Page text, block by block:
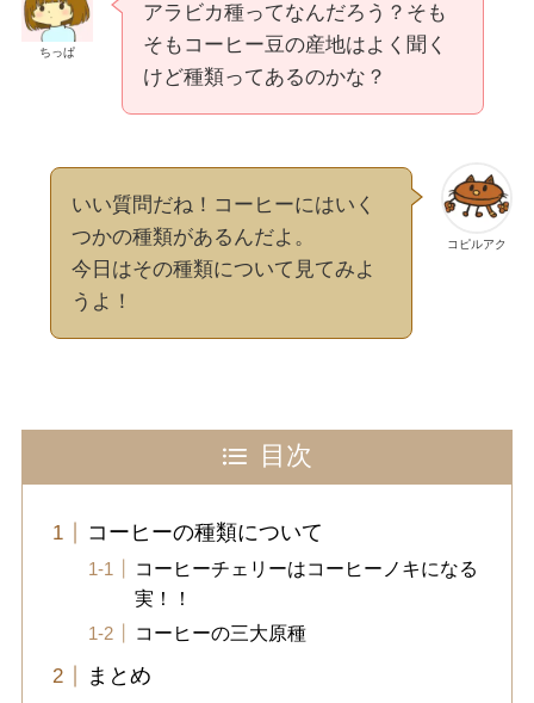
ちっぱ
アラビカ種ってなんだろう？そも
そもコーヒー豆の産地はよく聞く
けど種類ってあるのかな？
コピルアク
いい質問だね！コーヒーにはいく
つかの種類があるんだよ。
今日はその種類について見てみよ
うよ！
目次
コーヒーの種類について
コーヒーチェリーはコーヒーノキになる
実！！
コーヒーの三大原種
まとめ